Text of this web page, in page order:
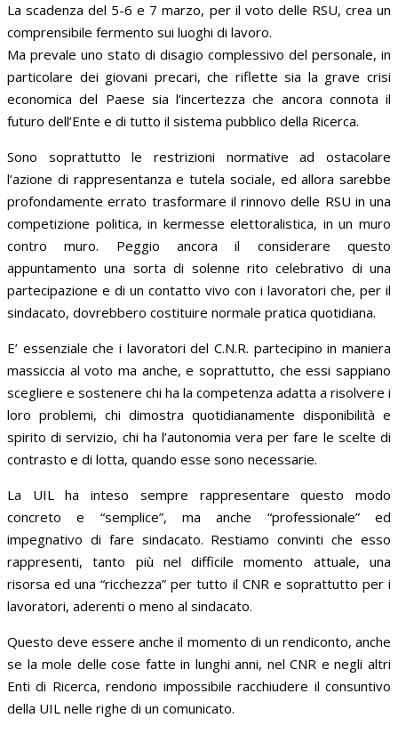
La scadenza del 5-6 e 7 marzo, per il voto delle RSU, crea un
comprensibile fermento sui luoghi di lavoro.
Ma prevale uno stato di disagio complessivo del personale, in
particolare dei giovani precari, che riflette sia la grave crisi
economica del Paese sia l’incertezza che ancora connota il
futuro dell’Ente e di tutto il sistema pubblico della Ricerca.
Sono soprattutto le restrizioni normative ad ostacolare
l’azione di rappresentanza e tutela sociale, ed allora sarebbe
profondamente errato trasformare il rinnovo delle RSU in una
competizione politica, in kermesse elettoralistica, in un muro
contro muro. Peggio ancora il considerare questo
appuntamento una sorta di solenne rito celebrativo di una
partecipazione e di un contatto vivo con i lavoratori che, per il
sindacato, dovrebbero costituire normale pratica quotidiana.
E’ essenziale che i lavoratori del C.N.R. partecipino in maniera
massiccia al voto ma anche, e soprattutto, che essi sappiano
scegliere e sostenere chi ha la competenza adatta a risolvere i
loro problemi, chi dimostra quotidianamente disponibilità e
spirito di servizio, chi ha l’autonomia vera per fare le scelte di
contrasto e di lotta, quando esse sono necessarie.
La UIL ha inteso sempre rappresentare questo modo
concreto e “semplice”, ma anche “professionale” ed
impegnativo di fare sindacato. Restiamo convinti che esso
rappresenti, tanto più nel difficile momento attuale, una
risorsa ed una “ricchezza” per tutto il CNR e soprattutto per i
lavoratori, aderenti o meno al sindacato.
Questo deve essere anche il momento di un rendiconto, anche
se la mole delle cose fatte in lunghi anni, nel CNR e negli altri
Enti di Ricerca, rendono impossibile racchiudere il consuntivo
della UIL nelle righe di un comunicato.